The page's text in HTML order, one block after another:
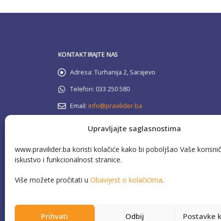
Upravljajte saglasnostima
www.pravilider.ba koristi kolačiće kako bi poboljšao Vaše
iskustvo i funkcionalnost stranice.
Više možete pročitati u Obavijest o kolačićima.
Prihvati Odbij Postavke
KONTAKTIRAJTE NAS
Adresa: Turhanija 2, Sarajevo
Telefon: 033 250 580
Email: info@pravilider.ba
Besplatna info linija: 080 022 336